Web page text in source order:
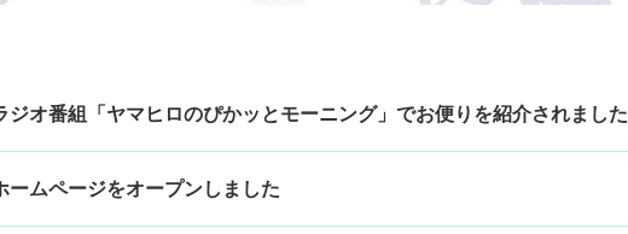
ジオ番組「ヤマヒロのぴかッとモーニング」でお便りを紹介されました
ームページをオープンしました